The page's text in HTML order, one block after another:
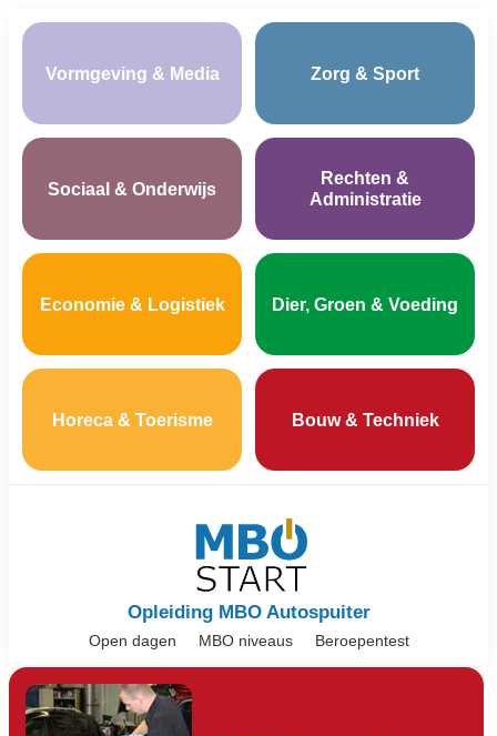
Vormgeving & Media Zorg & Sport
Sociaal & Onderwijs
Rechten &
Administratie
Economie & Logistiek Dier, Groen & Voeding
Horeca & Toerisme Bouw & Techniek
Opleiding MBO Autospuiter
Open dagen MBO niveaus Beroepentest